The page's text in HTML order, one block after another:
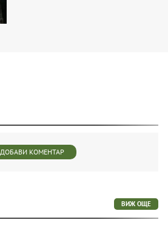
ДОБАВИ КОМЕНТАР
ВИЖ ОЩЕ